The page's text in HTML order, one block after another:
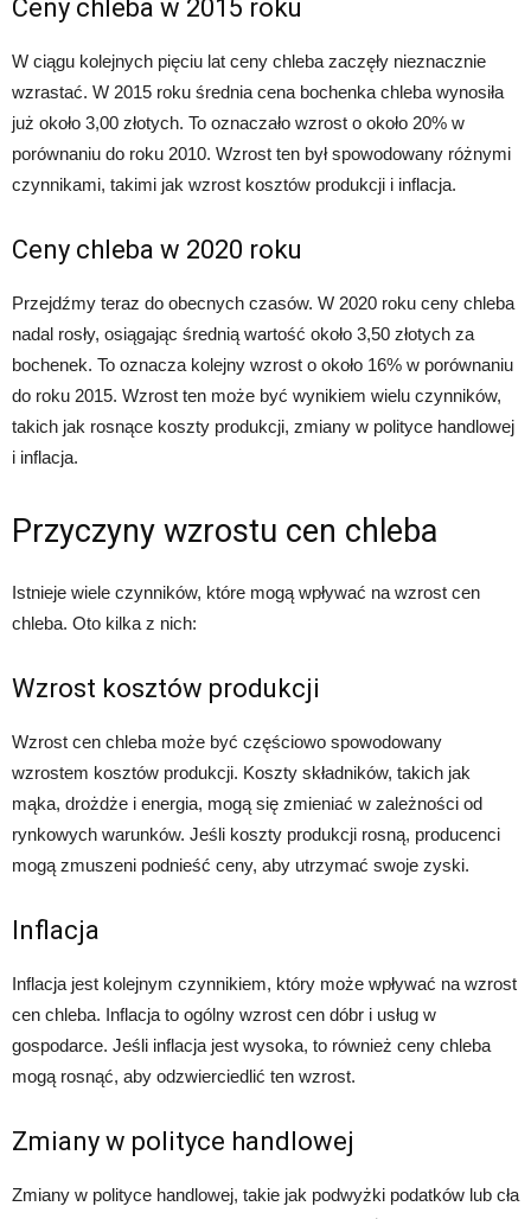
Ceny chleba w 2015 roku
W ciągu kolejnych pięciu lat ceny chleba zaczęły nieznacznie
wzrastać. W 2015 roku średnia cena bochenka chleba wynosiła
już około 3,00 złotych. To oznaczało wzrost o około 20% w
porównaniu do roku 2010. Wzrost ten był spowodowany różnymi
czynnikami, takimi jak wzrost kosztów produkcji i inflacja.
Ceny chleba w 2020 roku
Przejdźmy teraz do obecnych czasów. W 2020 roku ceny chleba
nadal rosły, osiągając średnią wartość około 3,50 złotych za
bochenek. To oznacza kolejny wzrost o około 16% w porównaniu
do roku 2015. Wzrost ten może być wynikiem wielu czynników,
takich jak rosnące koszty produkcji, zmiany w polityce handlowej
i inflacja.
Przyczyny wzrostu cen chleba
Istnieje wiele czynników, które mogą wpływać na wzrost cen
chleba. Oto kilka z nich:
Wzrost kosztów produkcji
Wzrost cen chleba może być częściowo spowodowany
wzrostem kosztów produkcji. Koszty składników, takich jak
mąka, drożdże i energia, mogą się zmieniać w zależności od
rynkowych warunków. Jeśli koszty produkcji rosną, producenci
mogą zmuszeni podnieść ceny, aby utrzymać swoje zyski.
Inflacja
Inflacja jest kolejnym czynnikiem, który może wpływać na wzrost
cen chleba. Inflacja to ogólny wzrost cen dóbr i usług w
gospodarce. Jeśli inflacja jest wysoka, to również ceny chleba
mogą rosnąć, aby odzwierciedlić ten wzrost.
Zmiany w polityce handlowej
Zmiany w polityce handlowej, takie jak podwyżki podatków lub cła